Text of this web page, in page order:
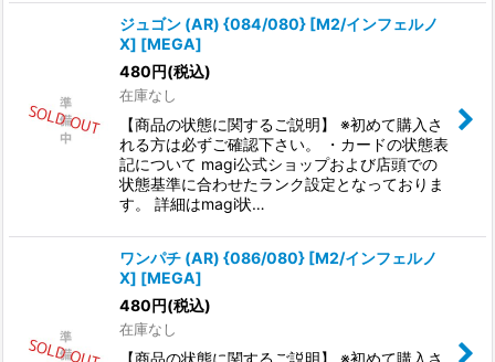
ジュゴン (AR) {084/080} [M2/インフェルノ
X] [MEGA]
480円(税込)
在庫なし
【商品の状態に関するご説明】 ※初めて購入さ
れる方は必ずご確認下さい。 ・カードの状態表
記について magi公式ショップおよび店頭での
状態基準に合わせたランク設定となっておりま
す。 詳細はmagi状…
ワンパチ (AR) {086/080} [M2/インフェルノ
X] [MEGA]
480円(税込)
在庫なし